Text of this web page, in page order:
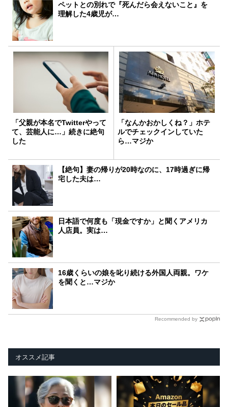
ペットとの別れで『死んだら会えないこと』を
理解した4歳児が…
「父親が本名でTwitterやって
て、芸能人に…」続きに絶句
した
「なんかおかしくね？」ホテ
ルでチェックインしていた
ら…マジか
【絶句】妻の帰りが20時なのに、17時過ぎに帰
宅した夫は…
日本語で何度も「現金ですか」と聞くアメリカ
人店員。実は…
16歳くらいの娘を叱り続ける外国人両親。ワケ
を聞くと…マジか
Recommended by
オススメ記事